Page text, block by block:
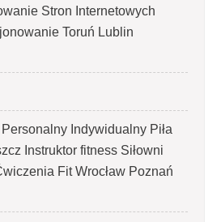
Stron Internetowych
Toruń Lublin
Indywidualny Piła
Instruktor fitness Siłowni
Fit Wrocław Poznań